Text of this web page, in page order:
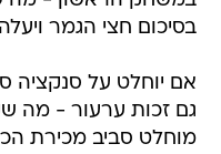
בסיכום חצי הגמר
אם יוחלט על סנקציה
גם זכות ערעור - מה
מוחלט סביב מכירת